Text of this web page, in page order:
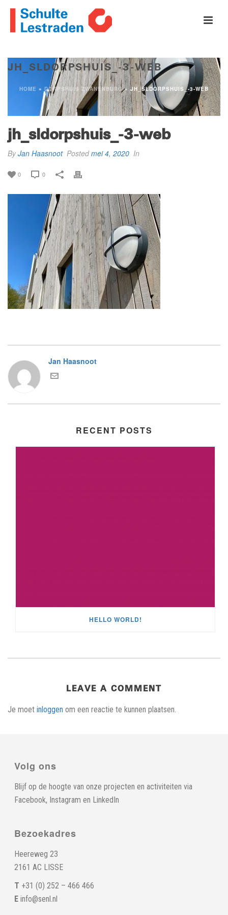
JH_SLDORPSHUIS_-3-WEB
HOME » DORPSHUIS ZWANENBURG»JH_SLDORPSHUIS_-3-WEB
jh_sldorpshuis_-3-web
ByJan Haasnoot Postedmei 4, 2020 In
0 0
Jan Haasnoot
RECENT POSTS
HELLO WORLD!
LEAVE A COMMENT
Je moet inloggen om een reactie te kunnen plaatsen.
Volg ons
Blijf op de hoogte van onze projecten en activiteiten via
Facebook, Instagram en LinkedIn
Bezoekadres
Heereweg 23
2161 AC LISSE
T +31 (0) 252 – 466 466
E info@senl.nl